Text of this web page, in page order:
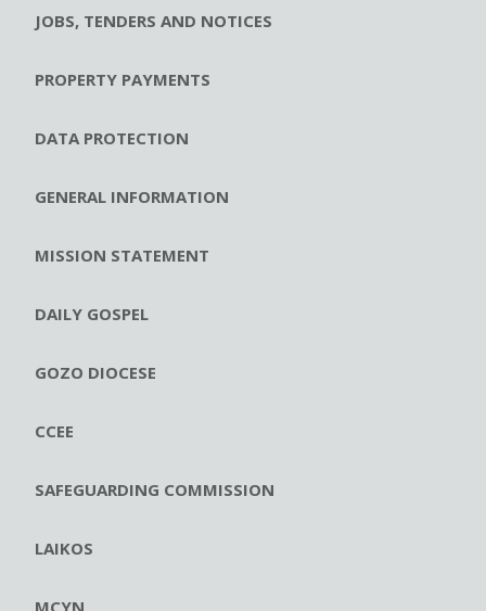
JOBS, TENDERS AND NOTICES
PROPERTY PAYMENTS
DATA PROTECTION
GENERAL INFORMATION
MISSION STATEMENT
DAILY GOSPEL
GOZO DIOCESE
CCEE
SAFEGUARDING COMMISSION
LAIKOS
MCYN